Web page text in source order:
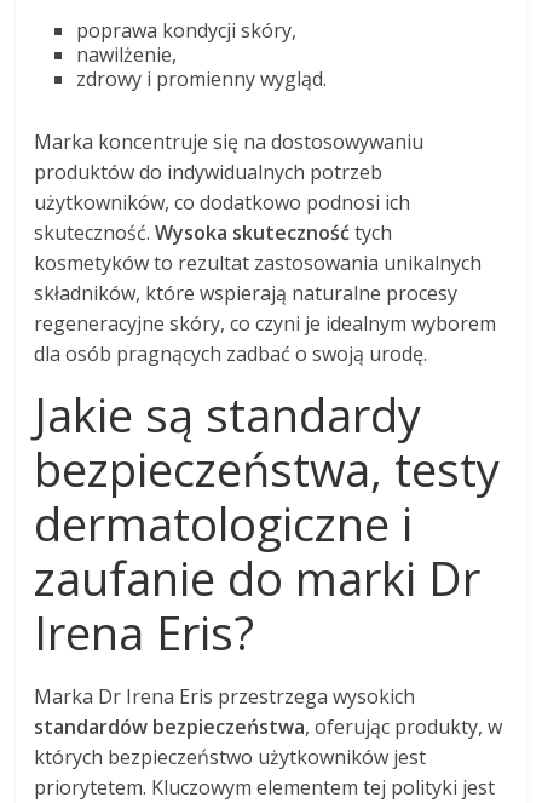
poprawa kondycji skóry,
nawilżenie,
zdrowy i promienny wygląd.
Marka koncentruje się na dostosowywaniu
produktów do indywidualnych potrzeb
użytkowników, co dodatkowo podnosi ich
skuteczność.Wysoka skutecznośćtych
kosmetyków to rezultat zastosowania unikalnych
składników, które wspierają naturalne procesy
regeneracyjne skóry, co czyni je idealnym wyborem
dla osób pragnących zadbać o swoją urodę.
Jakie są standardy
bezpieczeństwa, testy
dermatologiczne i
zaufanie do marki Dr
Irena Eris?
Marka Dr Irena Eris przestrzega wysokich
standardów bezpieczeństwa, oferując produkty, w
których bezpieczeństwo użytkowników jest
priorytetem. Kluczowym elementem tej polityki jest